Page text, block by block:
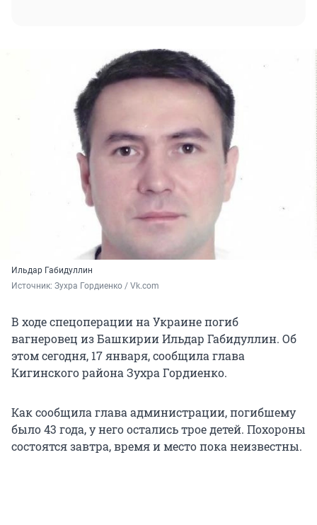
Ильдар Габидуллин
Источник: Зухра Гордиенко / Vk.com
В ходе спецоперации на Украине погиб
вагнеровец из Башкирии Ильдар Габидуллин. Об
этом сегодня, 17 января, сообщила глава
Кигинского района Зухра Гордиенко.
Как сообщила глава администрации, погибшему
было 43 года, у него остались трое детей. Похороны
состоятся завтра, время и место пока неизвестны.